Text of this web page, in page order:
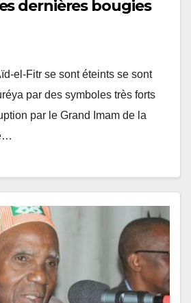
dernières bougies
el-Fitr se sont éteints se sont
par des symboles très forts
par le Grand Imam de la